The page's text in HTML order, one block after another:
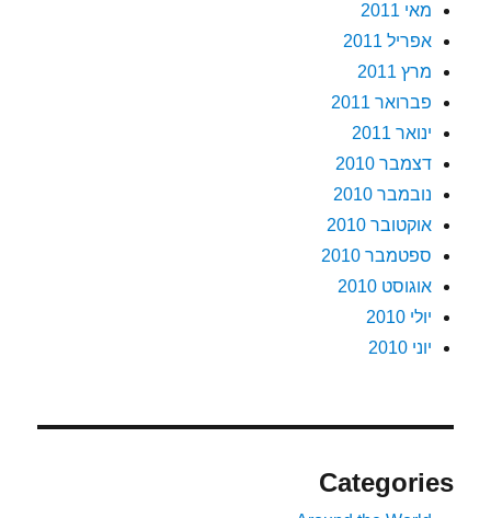
מאי 2011
אפריל 2011
מרץ 2011
פברואר 2011
ינואר 2011
דצמבר 2010
נובמבר 2010
אוקטובר 2010
ספטמבר 2010
אוגוסט 2010
יולי 2010
יוני 2010
Categories